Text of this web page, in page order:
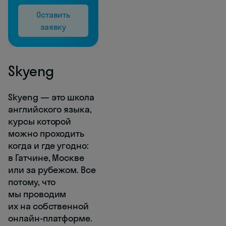
Оставить
заявку
Skyeng
Skyeng — это школа
английского языка,
курсы которой
можно проходить
когда и где угодно:
в Гатчине, Москве
или за рубежом. Все
потому, что
мы проводим
их на собственной
онлайн-платформе.